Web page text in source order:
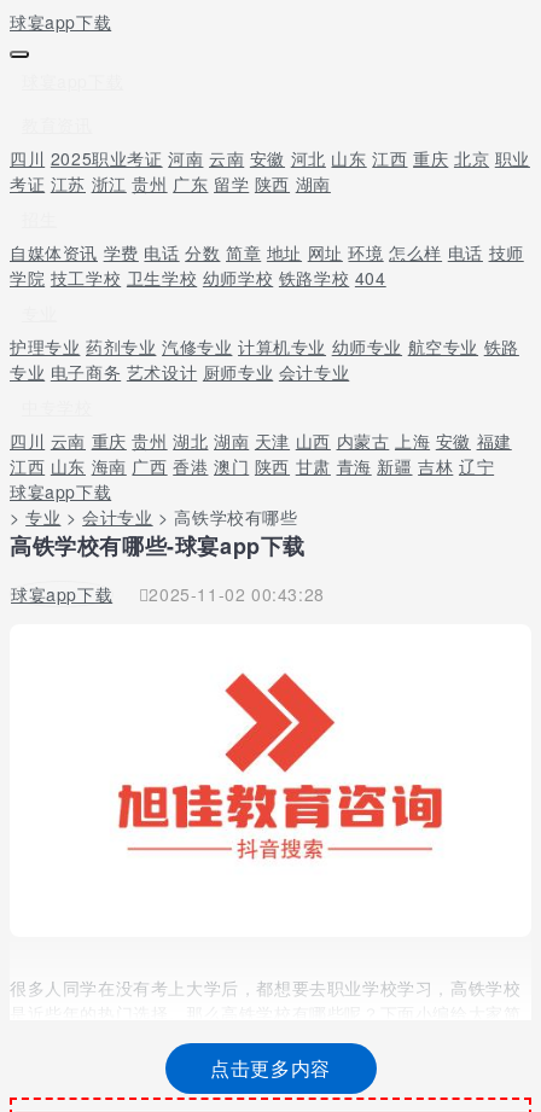
球宴app下载
四川 2025职业考证 河南 云南 安徽 河北 山东 江西 重庆 北京 职业
考证 江苏 浙江 贵州 广东 留学 陕西 湖南
自媒体资讯 学费 电话 分数 简章 地址 网址 环境 怎么样 电话 技师
学院 技工学校 卫生学校 幼师学校 铁路学校 404
护理专业 药剂专业 汽修专业 计算机专业 幼师专业 航空专业 铁路
专业 电子商务 艺术设计 厨师专业 会计专业
四川 云南 重庆 贵州 湖北 湖南 天津 山西 内蒙古 上海 安徽 福建
江西 山东 海南 广西 香港 澳门 陕西 甘肃 青海 新疆 吉林 辽宁
球宴app下载
>专业 >会计专业 > 高铁学校有哪些
高铁学校有哪些-球宴app下载
球宴app下载 2025-11-02 00:43:28
很多人同学在没有考上大学后，都想要去职业学校学习，高铁学校
单介绍一下高铁学校有哪些。
高铁学校有哪些
点击更多内容